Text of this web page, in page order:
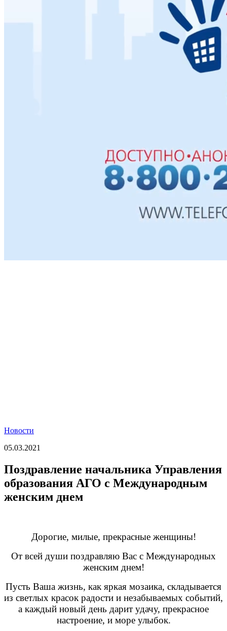
Новости
05.03.2021
Поздравление начальника Управления
образования АГО с Международным
женским днем
Дорогие, милые, прекрасные женщины!
От всей души поздравляю Вас с Международных
женским днем!
Пусть Ваша жизнь, как яркая мозаика, складывается
из светлых красок радости и незабываемых событий,
а каждый новый день дарит удачу, прекрасное
настроение, и море улыбок.